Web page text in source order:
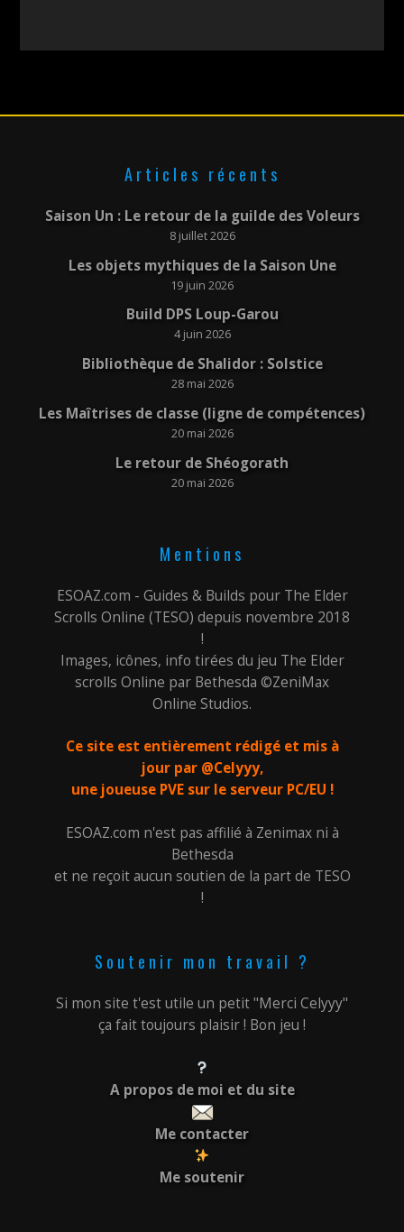
Articles récents
Saison Un : Le retour de la guilde des Voleurs
8 juillet 2026
Les objets mythiques de la Saison Une
19 juin 2026
Build DPS Loup-Garou
4 juin 2026
Bibliothèque de Shalidor : Solstice
28 mai 2026
Les Maîtrises de classe (ligne de compétences)
20 mai 2026
Le retour de Shéogorath
20 mai 2026
Mentions
ESOAZ.com - Guides & Builds pour The Elder
Scrolls Online (TESO) depuis novembre 2018
!
Images, icônes, info tirées du jeu The Elder
scrolls Online par Bethesda ©ZeniMax
Online Studios.
Ce site est entièrement rédigé et mis à
jour par @Celyyy,
une joueuse PVE sur le serveur PC/EU !
ESOAZ.com n'est pas affilié à Zenimax ni à
Bethesda
et ne reçoit aucun soutien de la part de TESO
!
Soutenir mon travail ?
Si mon site t'est utile un petit "Merci Celyyy"
ça fait toujours plaisir ! Bon jeu !
A propos de moi et du site
Me contacter
Me soutenir